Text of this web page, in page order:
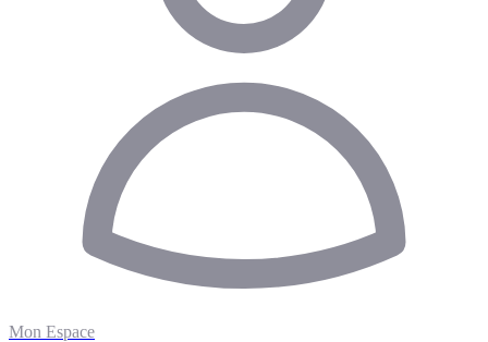
Mon Espace